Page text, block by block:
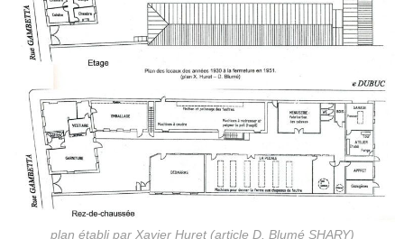
plan établi par Xavier Huret (article D. Blumé SHARY)